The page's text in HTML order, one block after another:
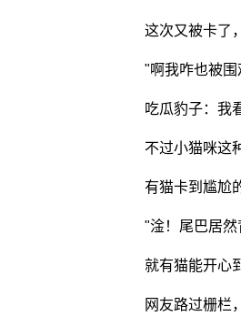
这次又被卡了
"啊我咋也被
吃瓜豹子：我
不过小猫咪这
有猫卡到尴尬
"淦！尾巴居
就有猫能开心
网友路过栅栏